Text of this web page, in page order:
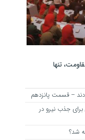
تنها
– قسمت پانزدهم
جذب نیرو در
شد؟